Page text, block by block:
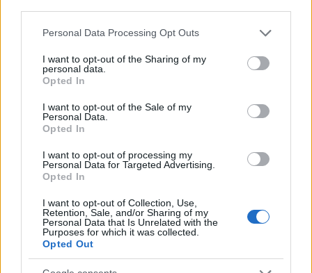
Please note that this website/app uses one or more Google
not limited to your visit or usage behaviour. You may click to
grant or deny consent to Google and its third-party tags to
use your data for below specified purposes in below Google
consent section.
Personal Data Processing Opt Outs
I want to opt-out of the Sharing of my
personal data.
Opted In
I want to opt-out of the Sale of my
Personal Data.
Opted In
I want to opt-out of processing my
Personal Data for Targeted Advertising.
Opted In
I want to opt-out of Collection, Use,
Retention, Sale, and/or Sharing of my
Personal Data that Is Unrelated with the
Purposes for which it was collected.
Opted Out
Τι απάντησε για τις 37 συλλήψεις και την
υπόθεση «Φραπέ»
Ο Βασίλης Κόκκαλης ρώτησε για την υπόθεση του
«Φραπέ», και συγκεκριμένα για το εάν είναι
δυνατόν να λαμβάνει κάποιος τεράστια ποσά αλλά
να μην αποδεικνύει μια ικανή αγροτική
δραστηριότητα, με τον
τέτοιους ελέγχους διενεργούμε. Όλα τα
προηγούμενα χρόνια έχουν γίνει πάνω από
20.000 έλεγχοι, για 600 εκατ. ευρώ
αποκρυβείσας ύλης, χωρίς το 2025
Ο Γιώργος Πιτσιλής ρωτήθηκε από τη Μιλένα